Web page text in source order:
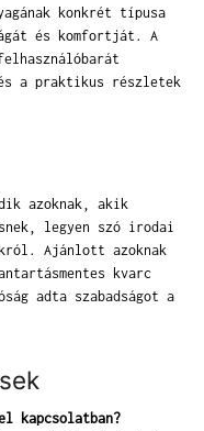
konkrét típusa
és komfortját. A
a praktikus részletek
azoknak, akik
legyen szó irodai
Ajánlott azoknak
kvarc
adta szabadságot a
kapcsolatban?